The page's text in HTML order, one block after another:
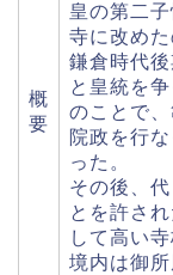
概
要
皇の第二
寺に改めた
鎌倉時代
と皇統を
のことで
院政を行
った。
その後、
とを許さ
して高い
境内は御